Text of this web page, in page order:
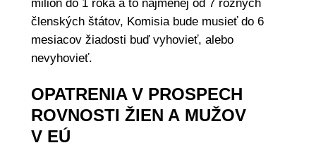
milión do 1 roka a to najmenej od 7 rôznych
členských štátov, Komisia bude musieť do 6
mesiacov žiadosti buď vyhovieť, alebo
nevyhovieť.
OPATRENIA V PROSPECH
ROVNOSTI ŽIEN A MUŽOV
V EÚ